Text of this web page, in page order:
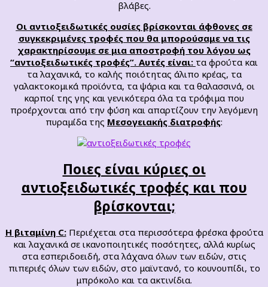
βλάβες.
Οι αντιοξειδωτικές ουσίες βρίσκονται άφθονες σε
συγκεκριμένες τροφές που θα μπορούσαμε να τις
χαρακτηρίσουμε σε μια αποστροφή του λόγου ως
“αντιοξειδωτικές τροφές”. Αυτές είναι: τα φρούτα και
τα λαχανικά, το καλής ποιότητας άλιπο κρέας, τα
γαλακτοκομικά προϊόντα, τα ψάρια και τα θαλασσινά, οι
καρποί της γης και γενικότερα όλα τα τρόφιμα που
προέρχονται από την φύση και απαρτίζουν την λεγόμενη
πυραμίδα της Μεσογειακής διατροφής:
Ποιες είναι κύριες οι
αντιοξειδωτικές τροφές και που
βρίσκονται;
Η βιταμίνη C: Περιέχεται στα περισσότερα φρέσκα φρούτα
και λαχανικά σε ικανοποιητικές ποσότητες, αλλά κυρίως
στα εσπεριδοειδή, στα λάχανα όλων των ειδών, στις
πιπεριές όλων των ειδών, στο μαϊντανό, το κουνουπίδι, το
μπρόκολο και τα ακτινίδια.